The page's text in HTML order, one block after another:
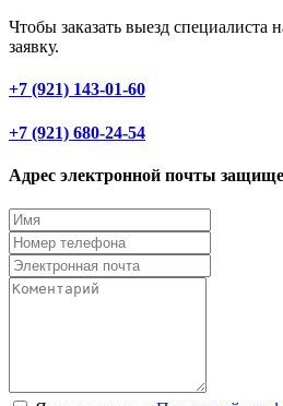
Чтобы заказать выезд
заявку.
+7 (921) 143-01-60
+7 (921) 680-24-54
Адрес электронной почты